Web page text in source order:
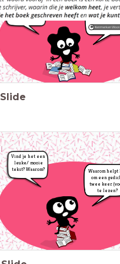
Zagen jullie
kenmerken
Bespreek de
tekst.
Kenmerken
Slide
Waarom helpt
om een
twee keer
te lezen?
Vind je het een
leuke/ mooie
tekst? Waarom?